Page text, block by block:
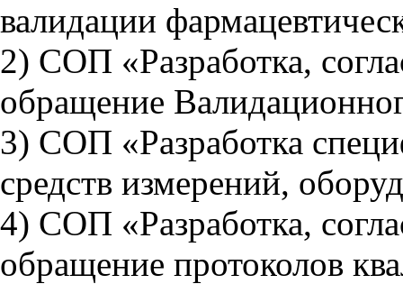
валидации
2) СОП «Разработка,
обращение
3) СОП «Разработка
средств измерений,
4) СОП «Разработка,
обращение протоколов